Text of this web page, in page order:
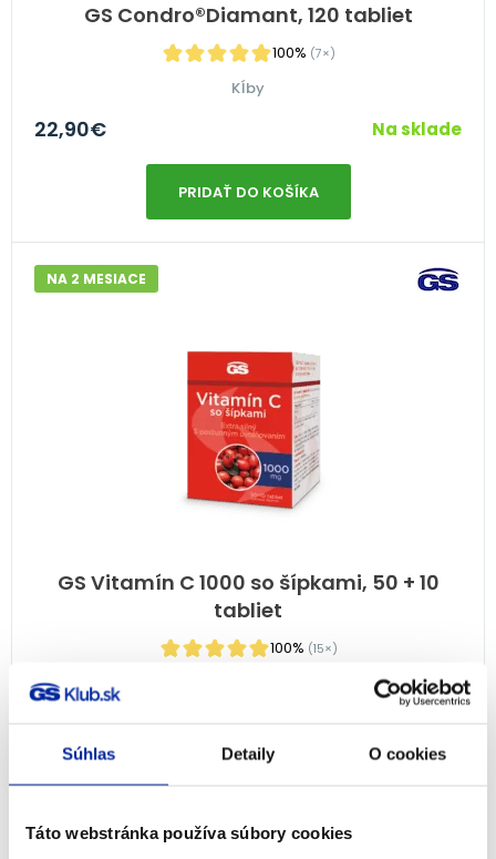
Súhlas Detaily O cookies
Táto webstránka používa súbory cookies
GS Condro®Diamant, 120 tabliet
100% (7×)
Kĺby
22,90€ Na sklade
PRIDAŤ DO KOŠÍKA
GS Vitamín C 1000 so šípkami, 50 + 10
tabliet
100% (15×)
NA 2 MESIACE